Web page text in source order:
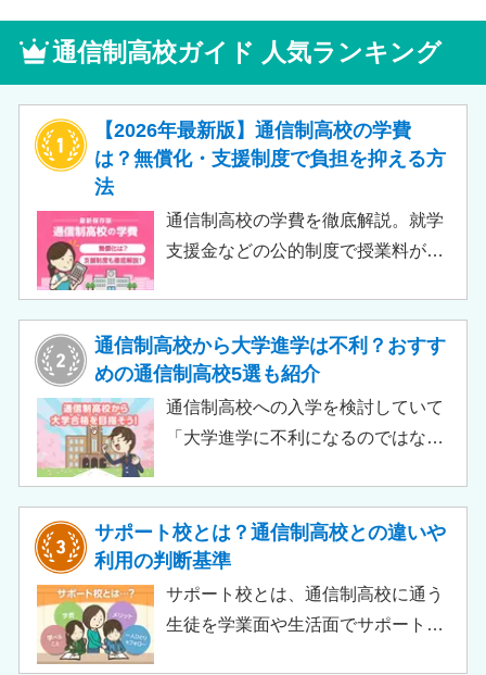
通信制高校ガイド 人気ランキング
【2026年最新版】通信制高校の学費
は？無償化・支援制度で負担を抑える方
法
通信制高校の学費を徹底解説。就学
支援金などの公的制度で授業料が実
目安、申請時の注意点などをわかり
やすく解説します。費用負担を抑え
られるのでチェックしてみましょ
う。
通信制高校から大学進学は不利？おすす
めの通信制高校5選も紹介
通信制高校への入学を検討していて
「大学進学に不利になるのではない
のではないでしょうか。 結論とし
て、通信制高校に通っているからと
いって大学進学に不利になることは
ありません。中には、大学進学を想
サポート校とは？通信制高校との違いや
利用の判断基準
サポート校とは、通信制高校に通う
生徒を学業面や生活面でサポートす